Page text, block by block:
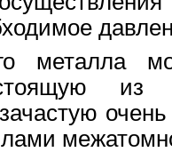
металла